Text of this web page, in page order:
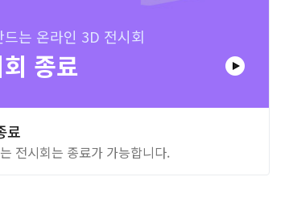
드는 온라인 3D 전시회
종료
료
전시회는 종료가 가능합니다.